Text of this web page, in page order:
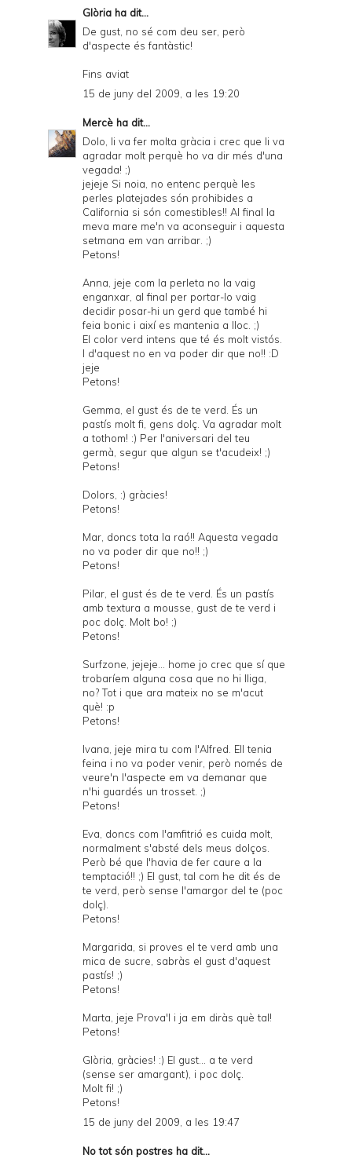
Glòria ha dit...
De gust, no sé com deu ser, però
d'aspecte és fantàstic!
Fins aviat
15 de juny del 2009, a les 19:20
Mercè ha dit...
Dolo, li va fer molta gràcia i crec que li va
agradar molt perquè ho va dir més d'una
vegada! ;)
jejeje Si noia, no entenc perquè les
perles platejades són prohibides a
California si són comestibles!! Al final la
meva mare me'n va aconseguir i aquesta
setmana em van arribar. ;)
Petons!
Anna, jeje com la perleta no la vaig
enganxar, al final per portar-lo vaig
decidir posar-hi un gerd que també hi
feia bonic i així es mantenia a lloc. ;)
El color verd intens que té és molt vistós.
I d'aquest no en va poder dir que no!! :D
jeje
Petons!
Gemma, el gust és de te verd. És un
pastís molt fi, gens dolç. Va agradar molt
a tothom! :) Per l'aniversari del teu
germà, segur que algun se t'acudeix! ;)
Petons!
Dolors, :) gràcies!
Petons!
Mar, doncs tota la raó!! Aquesta vegada
no va poder dir que no!! ;)
Petons!
Pilar, el gust és de te verd. És un pastís
amb textura a mousse, gust de te verd i
poc dolç. Molt bo! ;)
Petons!
Surfzone, jejeje... home jo crec que sí que
trobaríem alguna cosa que no hi lliga,
no? Tot i que ara mateix no se m'acut
què! :p
Petons!
Ivana, jeje mira tu com l'Alfred. Ell tenia
feina i no va poder venir, però només de
veure'n l'aspecte em va demanar que
n'hi guardés un trosset. ;)
Petons!
Eva, doncs com l'amfitrió es cuida molt,
normalment s'absté dels meus dolços.
Però bé que l'havia de fer caure a la
temptació!! ;) El gust, tal com he dit és de
te verd, però sense l'amargor del te (poc
dolç).
Petons!
Margarida, si proves el te verd amb una
mica de sucre, sabràs el gust d'aquest
pastís! ;)
Petons!
Marta, jeje Prova'l i ja em diràs què tal!
Petons!
Glòria, gràcies! :) El gust... a te verd
(sense ser amargant), i poc dolç.
Molt fi! ;)
Petons!
15 de juny del 2009, a les 19:47
No tot són postres ha dit...